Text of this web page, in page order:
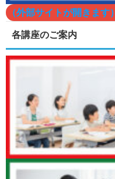
（外部サイトが開きます）
各講座のご案内